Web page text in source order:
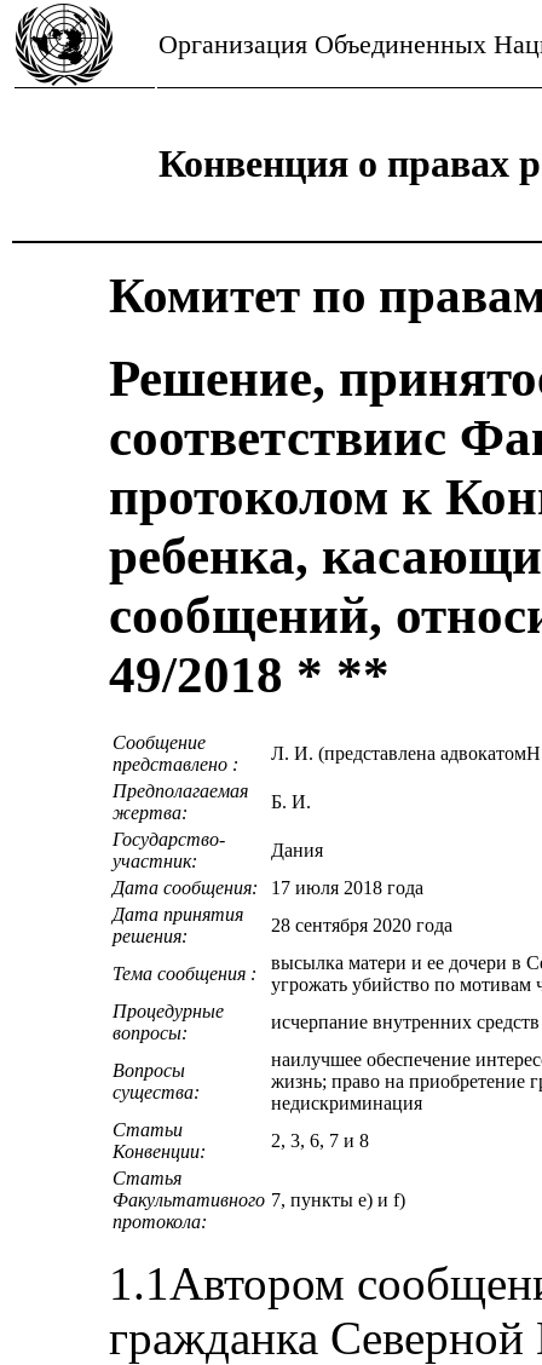
Организация Объединенных
Конвенция о правах
Комитет по
Решение,
соответствиис
протоколом к
ребенка,
сообщений,
49/2018 * **
Сообщение
представлено :
Л. И. (представлена
Предполагаемая
жертва:
Б. И.
Государство-
участник:
Дания
Дата сообщения:
17 июля 2018 года
Дата принятия
решения:
28 сентября 2020 года
Тема сообщения :
высылка матери и ее дочери в
угрожать убийство по мотивам
Процедурные
вопросы:
исчерпание внутренних
Вопросы
существа:
наилучшее обеспечение
жизнь; право на приобретение
недискриминация
Статьи
Конвенции:
2, 3, 6, 7 и 8
Статья
Факультативного
протокола:
7, пункты e) и f)
1.1Автором
гражданка